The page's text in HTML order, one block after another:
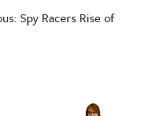
Spy Racers Rise of